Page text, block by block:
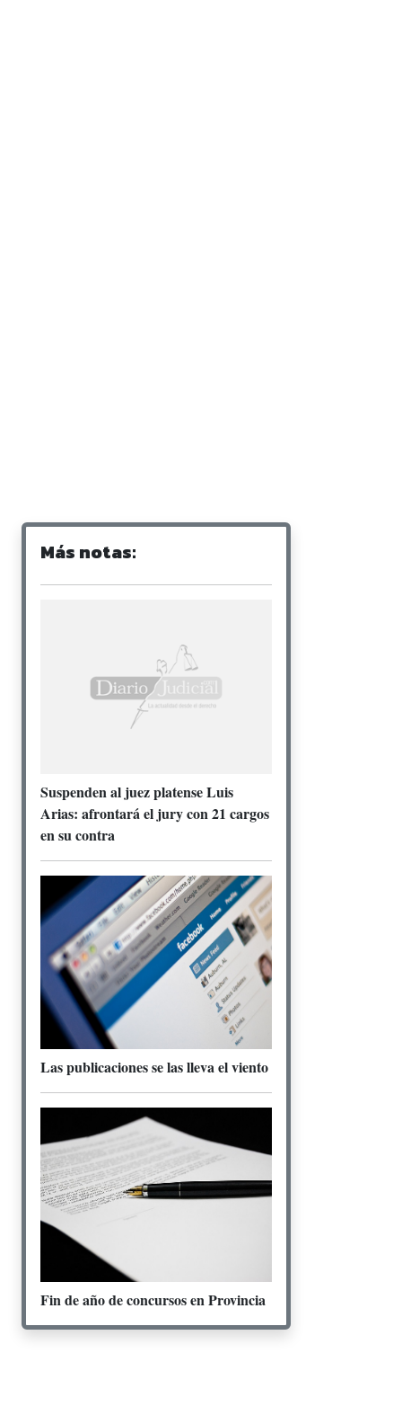
Más notas:
Suspenden al juez platense Luis
Arias: afrontará el jury con 21 cargos
en su contra
Las publicaciones se las lleva el viento
Fin de año de concursos en Provincia